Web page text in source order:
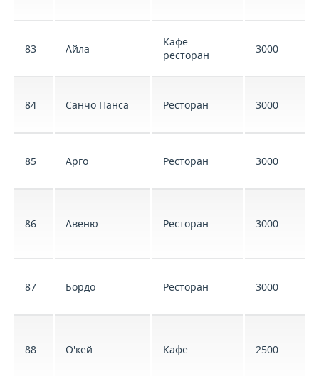
83 Айла
Кафе-
ресторан
3000
84 Санчо Панса Ресторан 3000
85 Арго Ресторан 3000
86 Авеню Ресторан 3000
87 Бордо Ресторан 3000
88 О'кей Кафе 2500